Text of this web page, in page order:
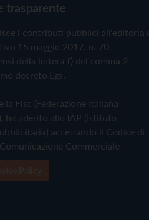
trasparente
i contributi pubblici all'editoria
15 maggio 2017, n. 70.
della lettera f) del comma 2
decreto Lgs.
Fisc (Federazione Italiana
ha aderito allo IAP (Istituto
accettando il Codice di
Commerciale